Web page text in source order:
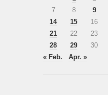
7
8 9
14
15 16
21
22 23
28
29 30
« Feb.
Apr. »